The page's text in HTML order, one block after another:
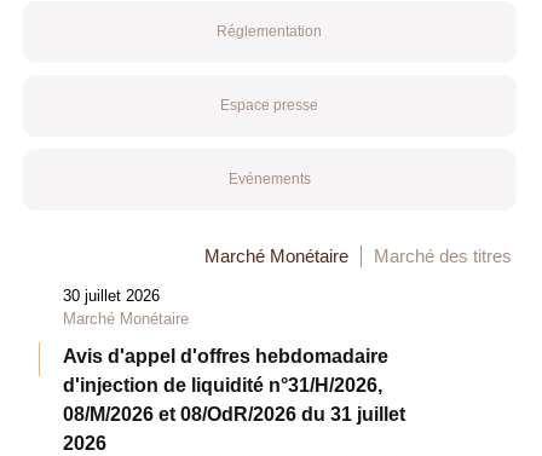
Réglementation
Espace presse
Evénements
Marché Monétaire Marché des titres
30 juillet 2026
Marché Monétaire
Avis d'appel d'offres hebdomadaire
d'injection de liquidité n°31/H/2026,
08/M/2026 et 08/OdR/2026 du 31 juillet
2026